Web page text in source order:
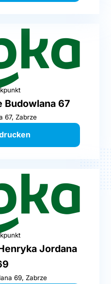
Budowlana 67
67, Zabrze
Jordana
69, Zabrze